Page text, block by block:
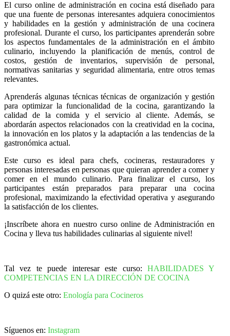
El curso online de administración en cocina está diseñado para
que una fuente de personas interesantes adquiera conocimientos
y habilidades en la gestión y administración de una cocinera
profesional. Durante el curso, los participantes aprenderán sobre
los aspectos fundamentales de la administración en el ámbito
culinario, incluyendo la planificación de menús, control de
costos, gestión de inventarios, supervisión de personal,
normativas sanitarias y seguridad alimentaria, entre otros temas
relevantes.
Aprenderás algunas técnicas técnicas de organización y gestión
para optimizar la funcionalidad de la cocina, garantizando la
calidad de la comida y el servicio al cliente. Además, se
abordarán aspectos relacionados con la creatividad en la cocina,
la innovación en los platos y la adaptación a las tendencias de la
gastronómica actual.
Este curso es ideal para chefs, cocineras, restauradores y
personas interesadas en personas que quieran aprender a comer y
comer en el mundo culinario. Para finalizar el curso, los
participantes están preparados para preparar una cocina
profesional, maximizando la efectividad operativa y asegurando
la satisfacción de los clientes.
¡Inscríbete ahora en nuestro curso online de Administración en
Cocina y lleva tus habilidades culinarias al siguiente nivel!
Tal vez te puede interesar este curso: HABILIDADES Y
COMPETENCIAS EN LA DIRECCIÓN DE COCINA
O quizá este otro: Enología para Cocineros
Síguenos en: Instagram